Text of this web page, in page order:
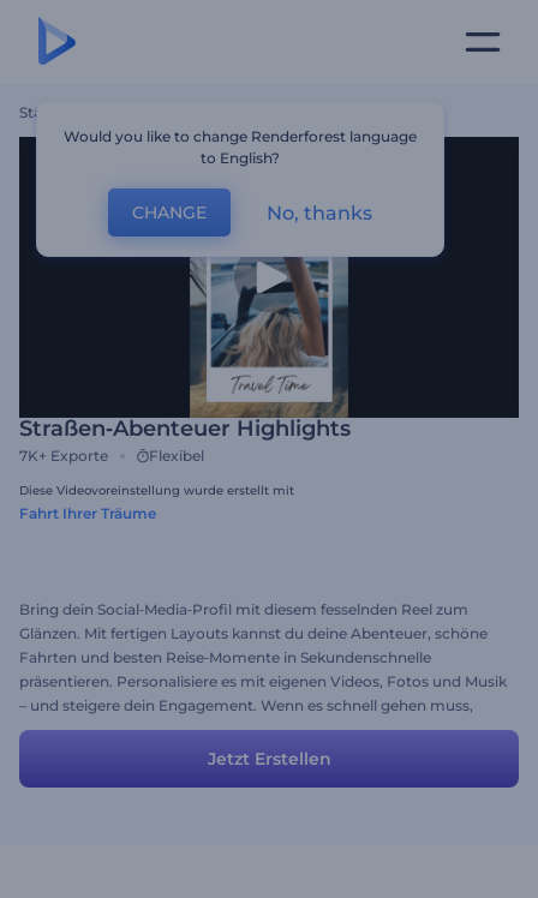
Startseite
Straßen‑Abenteuer Highlights
7K+ Exporte Flexibel
Diese Videovoreinstellung wurde erstellt mit
Fahrt Ihrer Träume
Bring dein Social‑Media‑Profil mit diesem fesselnden Reel zum
Glänzen. Mit fertigen Layouts kannst du deine Abenteuer, schöne
Fahrten und besten Reise‑Momente in Sekundenschnelle
präsentieren. Personalisiere es mit eigenen Videos, Fotos und Musik
– und steigere dein Engagement. Wenn es schnell gehen muss,
nutze es einfach und poste sofort. Probier es jetzt!
Jetzt Erstellen
Would you like to change Renderforest language
to English?
CHANGE No, thanks